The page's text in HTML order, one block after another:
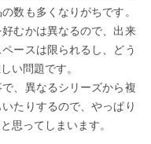
数も多くなりがちです。
むかは異なるので、出来
ースは限られるし、どう
い問題です。
、異なるシリーズから複
たりするので、やっぱり
思ってしまいます。